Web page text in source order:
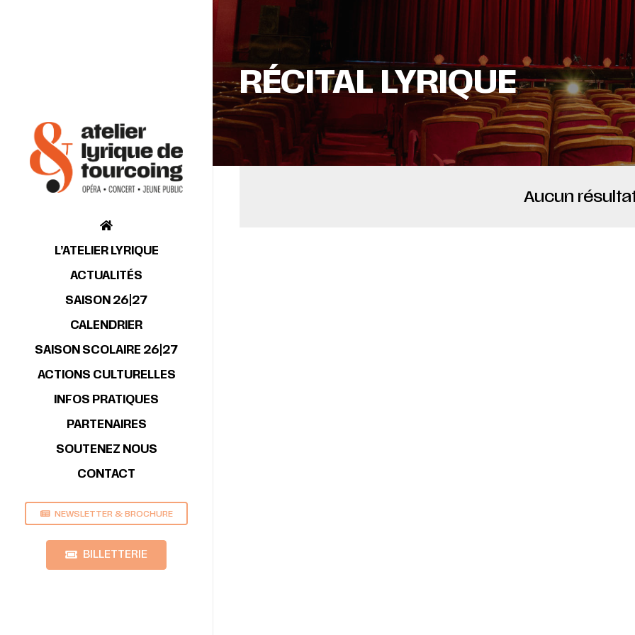
L’ATELIER LYRIQUE
ACTUALITÉS
SAISON 26|27
CALENDRIER
SAISON SCOLAIRE 26|27
ACTIONS CULTURELLES
INFOS PRATIQUES
PARTENAIRES
SOUTENEZ NOUS
CONTACT
NEWSLETTER & BROCHURE
BILLETTERIE
RÉCITAL LYRIQUE
Aucun